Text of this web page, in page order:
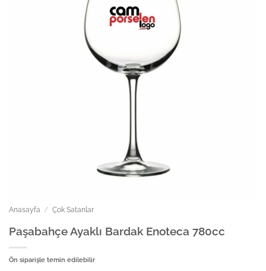
Anasayfa / Çok Satanlar
Paşabahçe Ayaklı Bardak Enoteca 780cc
Ön siparişle temin edilebilir